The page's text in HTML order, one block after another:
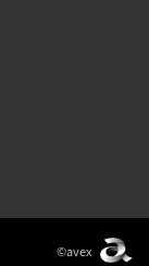
©avex